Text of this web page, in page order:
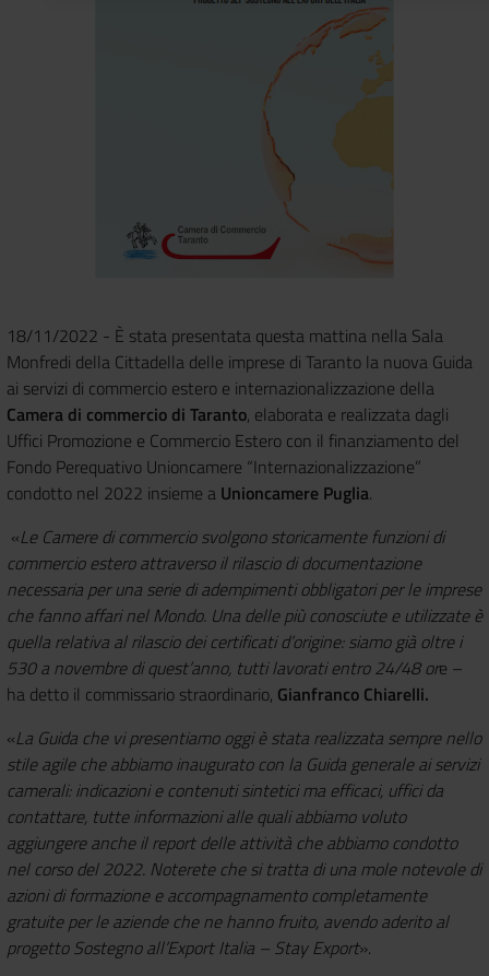
18/11/2022 - È stata presentata questa mattina nella Sala
Monfredi della Cittadella delle imprese di Taranto la nuova Guida
ai servizi di commercio estero e internazionalizzazione della
Camera di commercio di Taranto, elaborata e realizzata dagli
Uffici Promozione e Commercio Estero con il finanziamento del
Fondo Perequativo Unioncamere “Internazionalizzazione”
condotto nel 2022 insieme a Unioncamere Puglia.
«Le Camere di commercio svolgono storicamente funzioni di
commercio estero attraverso il rilascio di documentazione
necessaria per una serie di adempimenti obbligatori per le imprese
che fanno affari nel Mondo. Una delle più conosciute e utilizzate è
quella relativa al rilascio dei certificati d’origine: siamo già oltre i
530 a novembre di quest’anno, tutti lavorati entro 24/48 ore –
ha detto il commissario straordinario, Gianfranco Chiarelli.
«La Guida che vi presentiamo oggi è stata realizzata sempre nello
stile agile che abbiamo inaugurato con la Guida generale ai servizi
camerali: indicazioni e contenuti sintetici ma efficaci, uffici da
contattare, tutte informazioni alle quali abbiamo voluto
aggiungere anche il report delle attività che abbiamo condotto
nel corso del 2022. Noterete che si tratta di una mole notevole di
azioni di formazione e accompagnamento completamente
gratuite per le aziende che ne hanno fruito, avendo aderito al
progetto Sostegno all’Export Italia – Stay Export».